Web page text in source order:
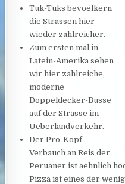
Tuk-Tuks bevoelkern
die Strassen hier
wieder zahlreicher.
Zum ersten mal in
Latein-Amerika sehen
wir hier zahlreiche,
moderne
Doppeldecker-Busse
auf der Strasse im
Ueberlandverkehr.
Der Pro-Kopf-
Verbauch an Reis der
Peruaner ist aehnlich
Pizza ist eines der